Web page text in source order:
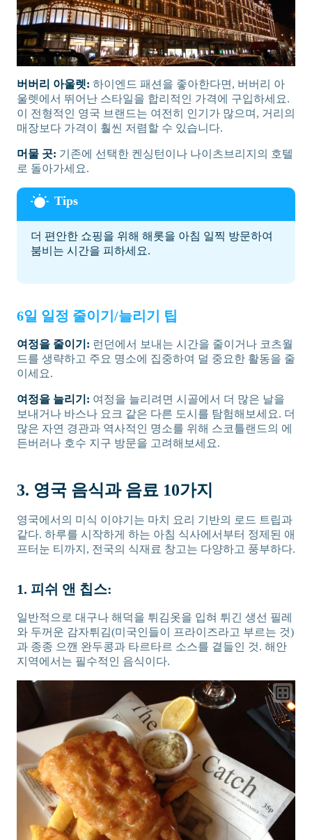
버버리 아울렛: 하이엔드 패션을 좋아한다면, 버버리 아
울렛에서 뛰어난 스타일을 합리적인 가격에 구입하세요.
이 전형적인 영국 브랜드는 여전히 인기가 많으며, 거리의
매장보다 가격이 훨씬 저렴할 수 있습니다.
머물 곳: 기존에 선택한 켄싱턴이나 나이츠브리지의 호텔
로 돌아가세요.
더 편안한 쇼핑을 위해 해롯을 아침 일찍 방문하여
붐비는 시간을 피하세요.
6일 일정 줄이기/늘리기 팁
여정을 줄이기: 런던에서 보내는 시간을 줄이거나 코츠월
드를 생략하고 주요 명소에 집중하여 덜 중요한 활동을 줄
이세요.
여정을 늘리기: 여정을 늘리려면 시골에서 더 많은 날을
보내거나 바스나 요크 같은 다른 도시를 탐험해보세요. 더
많은 자연 경관과 역사적인 명소를 위해 스코틀랜드의 에
든버러나 호수 지구 방문을 고려해보세요.
3. 영국 음식과 음료 10가지
영국에서의 미식 이야기는 마치 요리 기반의 로드 트립과
같다. 하루를 시작하게 하는 아침 식사에서부터 정제된 애
프터눈 티까지, 전국의 식재료 창고는 다양하고 풍부하다.
1. 피쉬 앤 칩스:
일반적으로 대구나 해덕을 튀김옷을 입혀 튀긴 생선 필레
와 두꺼운 감자튀김(미국인들이 프라이즈라고 부르는 것)
과 종종 으깬 완두콩과 타르타르 소스를 곁들인 것. 해안
지역에서는 필수적인 음식이다.